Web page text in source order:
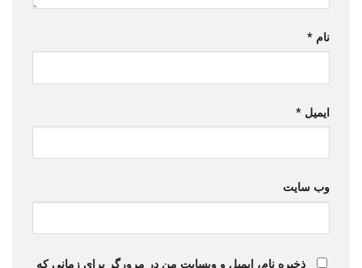
نام *
ایمیل *
وب‌ سایت
ذخیره نام، ایمیل و وبسایت من در مرورگر برای زمانی که